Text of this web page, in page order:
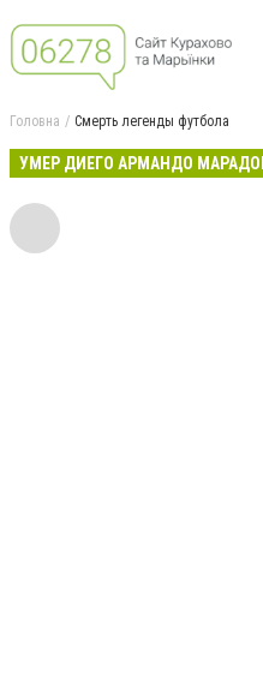
Головна Смерть легенды футбола
УМЕР ДИЕГО АРМАНДО